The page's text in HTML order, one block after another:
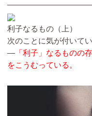
利子なるもの（上）
次のことに気が付いて
― 「利子」なるものの
をこうむっている。